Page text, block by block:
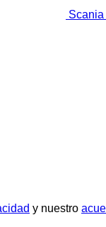
Scania
y nuestro